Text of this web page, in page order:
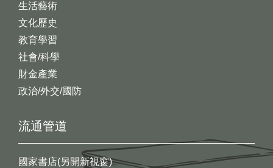
生活藝術
文化歷史
教育學習
社會/科學
財金產業
政治/外交/國防
流通管道
國家書店(另開新視窗)